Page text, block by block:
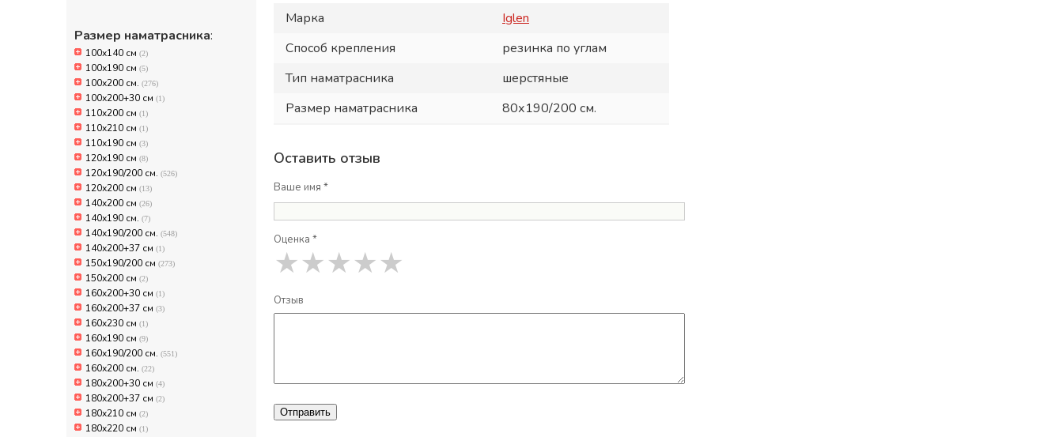
Размер наматрасника:
100x140 см (2)
100х190 см (5)
100х200 см. (276)
100х200+30 см (1)
110x200 см (1)
110x210 см (1)
110х190 см (3)
120х190 см (8)
120х190/200 см. (526)
120х200 см (13)
140x200 см (26)
140х190 см. (7)
140х190/200 см. (548)
140х200+37 см (1)
150х190/200 см (273)
150х200 см (2)
160x200+30 см (1)
160x200+37 см (3)
160x230 см (1)
160х190 см (9)
160х190/200 см. (551)
160х200 см. (22)
180x200+30 см (4)
180x200+37 см (2)
180x210 см (2)
180x220 см (1)
Марка
Iglen
Способ крепления
резинка по углам
Тип наматрасника
шерстяные
Размер наматрасника
80х190/200 см.
Оставить отзыв
Ваше имя *
Оценка *
★
★
★
★
★
Отзыв
Отправить